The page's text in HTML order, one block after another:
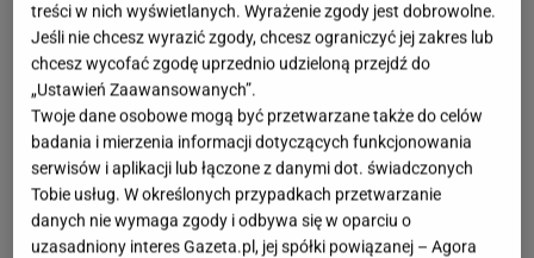
treści w nich wyświetlanych. Wyrażenie zgody jest dobrowolne.
Jeśli nie chcesz wyrazić zgody, chcesz ograniczyć jej zakres lub
chcesz wycofać zgodę uprzednio udzieloną przejdź do
„Ustawień Zaawansowanych”.
Twoje dane osobowe mogą być przetwarzane także do celów
badania i mierzenia informacji dotyczących funkcjonowania
serwisów i aplikacji lub łączone z danymi dot. świadczonych
Tobie usług. W określonych przypadkach przetwarzanie
danych nie wymaga zgody i odbywa się w oparciu o
uzasadniony interes Gazeta.pl, jej spółki powiązanej – Agora